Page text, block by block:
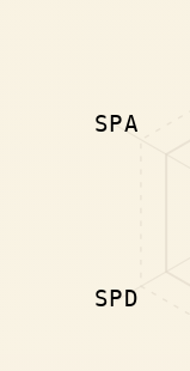
SPD
SPA